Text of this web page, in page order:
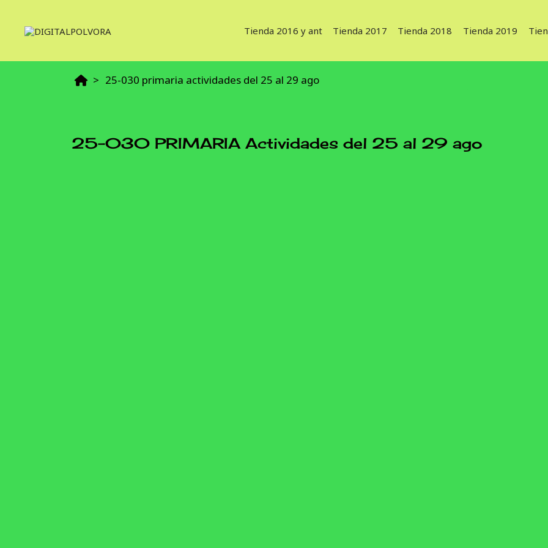
Tienda 2016 y ant Tienda 2017 Tienda 2018 Tienda 2019
25-030 primaria actividades del 25 al 29 ago
25-030 PRIMARIA Actividades del 25 al 29 ago